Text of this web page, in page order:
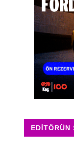
EDITÖRÜN